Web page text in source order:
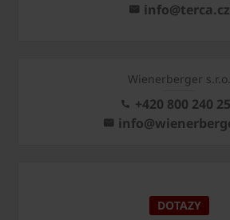
info@terca.cz
Wienerberger s.r.o.
+420 800 240
DOTAZY